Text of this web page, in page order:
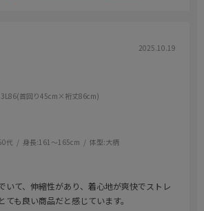
2025.10.19
3L86(首回り45cm×裄丈86cm)
代 身長:161～165cm 体型:大柄
いて、伸縮性があり、着心地が爽快でストレ
ても良い商品だと感じています。